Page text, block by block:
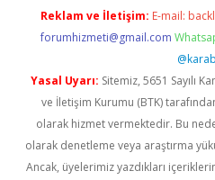
Reklam ve İletişim: E-mail:
forumhizmeti@gmail.com
Yasal Uyarı: Sitemiz, 5651 Sayılı
ve İletişim Kurumu (BTK)
olarak hizmet vermektedir. Bu
olarak denetleme veya araştırma
Ancak, üyelerimiz yazdıkları